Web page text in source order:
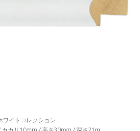
イトコレクション